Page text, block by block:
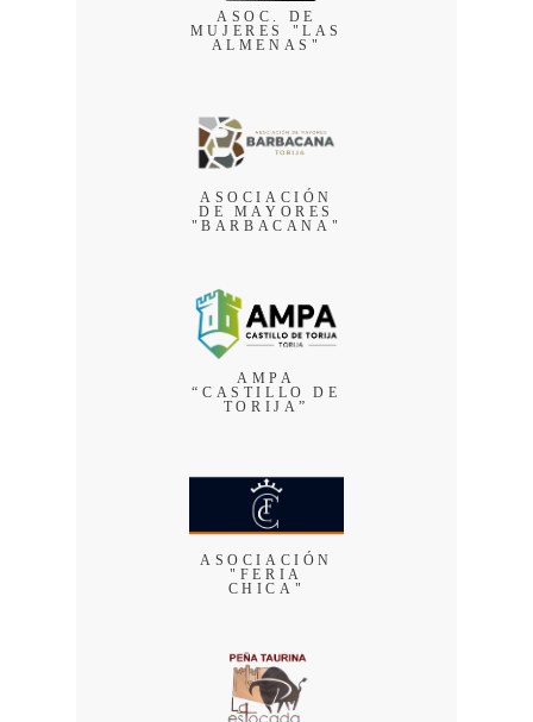
ASOC. DE
MUJERES "LAS
ALMENAS"
ASOCIACIÓN
DE MAYORES
"BARBACANA"
AMPA
“CASTILLO DE
TORIJA”
ASOCIACIÓN
"FERIA
CHICA"